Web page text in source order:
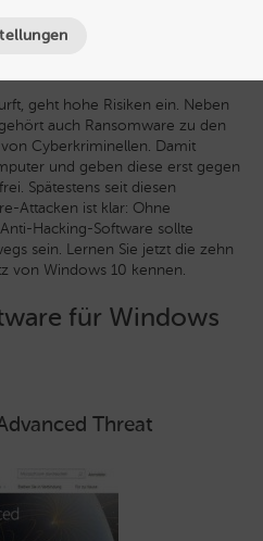
geht hohe Risiken ein. Neben
auch Ransomware zu den
Cyberkriminellen. Damit
und geben diese erst gegen
Spätestens seit diesen
Attacken ist klar: Ohne
Hacking-Software sollte
sein. Lernen Sie jetzt die zehn
von Windows 10 kennen.
für Windows
Threat